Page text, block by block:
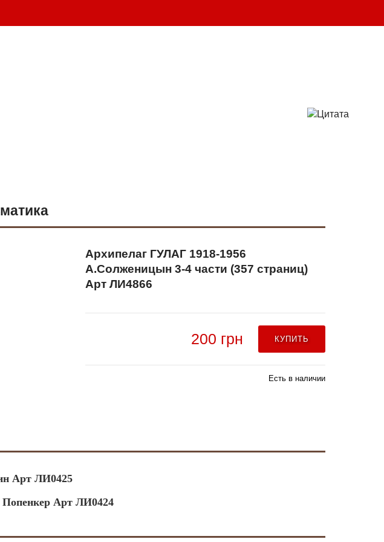
шт.
Архипелаг ГУЛАГ 1918-1956
А.Солженицын 3-4 части (357 страниц)
Арт ЛИ4866
200 грн КУПИТЬ
Есть в наличии
Арт ЛИ0425
Арт ЛИ0424